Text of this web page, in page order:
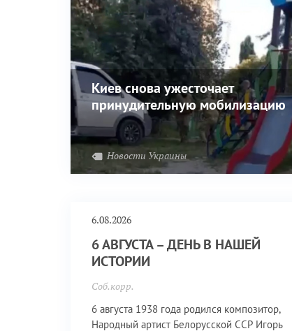
Киев снова ужесточает
принудительную мобилизацию
Новости Украины
6.08.2026
6 АВГУСТА – ДЕНЬ В НАШЕЙ
ИСТОРИИ
Соб.корр.
6 августа 1938 года родился композитор,
Народный артист Белорусской ССР Игорь